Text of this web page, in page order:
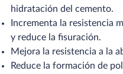
hidratación del cemento.
Incrementa la resistencia
y reduce la fisuración.
Mejora la resistencia a la
Reduce la formación de